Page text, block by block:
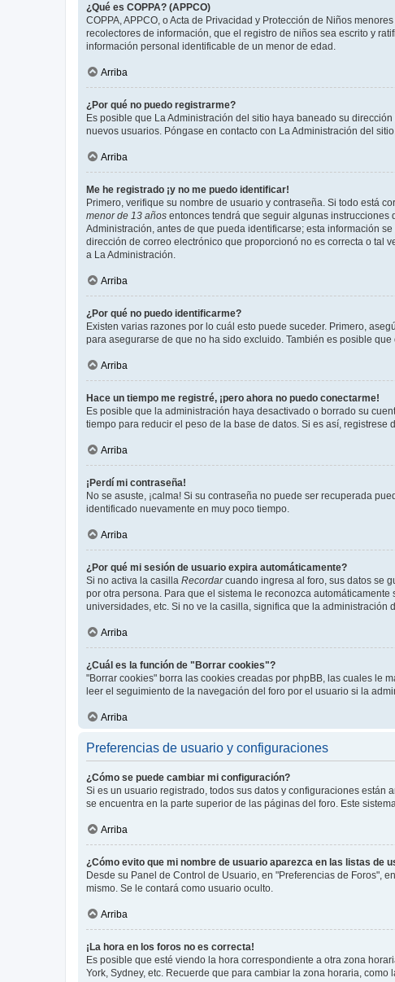
¿Qué es COPPA? (APPCO)
COPPA, APPCO, o Acta de Privacidad y Protección de Niños
recolectores de información, que el registro de niños sea escrito y
información personal identificable de un menor de edad.
Arriba
¿Por qué no puedo registrarme?
Es posible que La Administración del sitio haya baneado su
nuevos usuarios. Póngase en contacto con La Administración del sitio.
Arriba
Me he registrado ¡y no me puedo identificar!
Primero, verifique su nombre de usuario y contraseña. Si todo está
menor de 13 años entonces tendrá que seguir algunas instrucciones
Administración, antes de que pueda identificarse; esta información
dirección de correo electrónico que proporcionó no es correcta o tal
a La Administración.
Arriba
¿Por qué no puedo identificarme?
Existen varias razones por lo cuál esto puede suceder. Primero,
para asegurarse de que no ha sido excluido. También es posible
Arriba
Hace un tiempo me registré, ¡pero ahora no puedo conectarme!
Es posible que la administración haya desactivado o borrado su
tiempo para reducir el peso de la base de datos. Si es así, registrese
Arriba
¡Perdí mi contraseña!
No se asuste, ¡calma! Si su contraseña no puede ser recuperada
identificado nuevamente en muy poco tiempo.
Arriba
¿Por qué mi sesión de usuario expira automáticamente?
Si no activa la casilla Recordarcuando ingresa al foro, sus datos se
por otra persona. Para que el sistema le reconozca
universidades, etc. Si no ve la casilla, significa que la administración
Arriba
¿Cuál es la función de "Borrar cookies"?
"Borrar cookies" borra las cookies creadas por phpBB, las cuales le
leer el seguimiento de la navegación del foro por el usuario si la
Arriba
Preferencias de usuario y configuraciones
¿Cómo se puede cambiar mi configuración?
Si es un usuario registrado, todos sus datos y configuraciones
se encuentra en la parte superior de las páginas del foro. Este
Arriba
¿Cómo evito que mi nombre de usuario aparezca en las listas de
Desde su Panel de Control de Usuario, en "Preferencias de Foros",
mismo. Se le contará como usuario oculto.
Arriba
¡La hora en los foros no es correcta!
Es posible que esté viendo la hora correspondiente a otra zona
York, Sydney, etc. Recuerde que para cambiar la zona horaria,